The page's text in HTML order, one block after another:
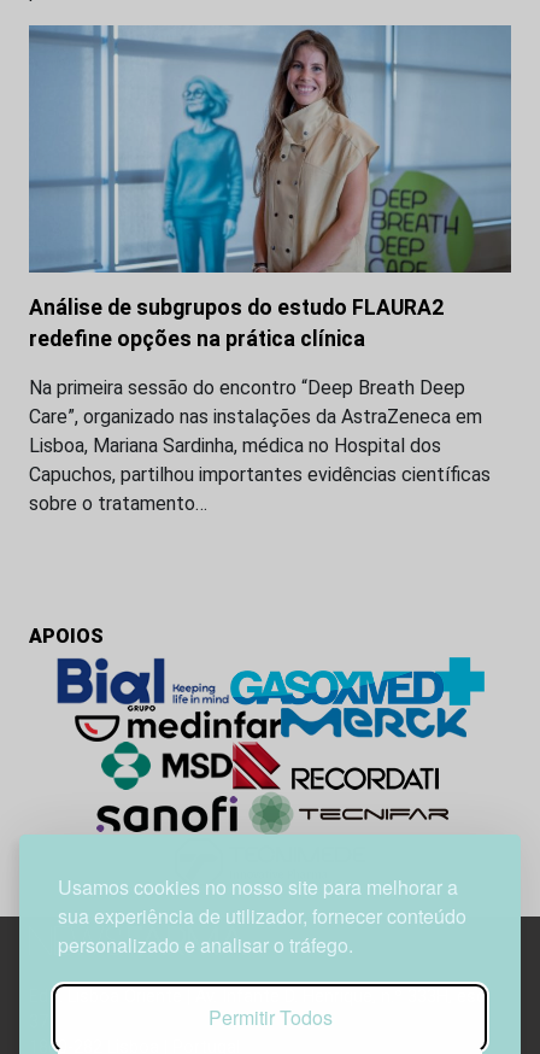
Usamos cookies no nosso site para melhorar a
sua experiência de utilizador, fornecer conteúdo
personalizado e analisar o tráfego.
Permitir Todos
Análise de subgrupos do estudo FLAURA2
redefine opções na prática clínica
Na primeira sessão do encontro “Deep Breath Deep
Care”, organizado nas instalações da AstraZeneca em
Lisboa, Mariana Sardinha, médica no Hospital dos
Capuchos, partilhou importantes evidências científicas
sobre o tratamento…
APOIOS
Edif. Lisboa Oriente | Av. Infante D. Henrique, n.º 333H, esc.
1800-282 Lisboa | Portugal